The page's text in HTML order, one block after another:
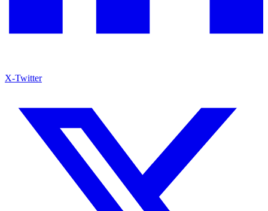
X-Twitter